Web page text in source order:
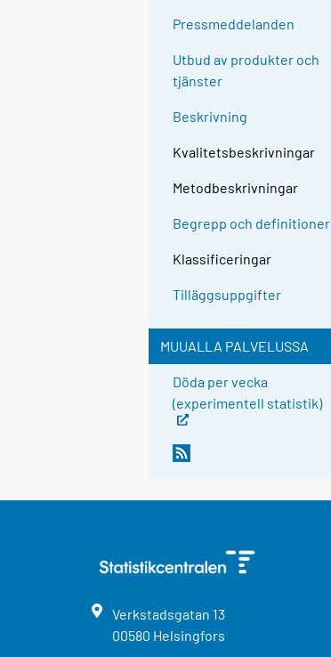
Pressmeddelanden
Utbud av produkter och
tjänster
Beskrivning
Kvalitetsbeskrivningar
Metodbeskrivningar
Begrepp och definitioner
Klassificeringar
Tilläggsuppgifter
MUUALLA PALVELUSSA
Döda per vecka
(experimentell statistik)
Verkstadsgatan 13
00580 Helsingfors